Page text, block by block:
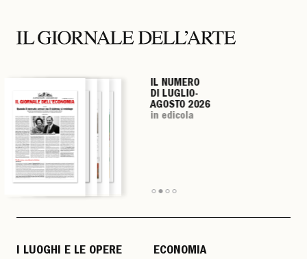
IL NUMERO
DI LUGLIO-
AGOSTO 2026
in edicola
IL NUMERO
DI LUGLIO-
AGOSTO 2026
in edicola
IL NUMERO
DI LUGLIO-
AGOSTO 2026
in edicola
IL NUMERO
DI LUGLIO-
AGOSTO 2026
in edicola
I LUOGHI E LE OPERE ECONOMIA